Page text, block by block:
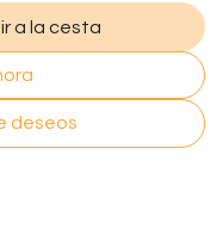
a la cesta
deseos